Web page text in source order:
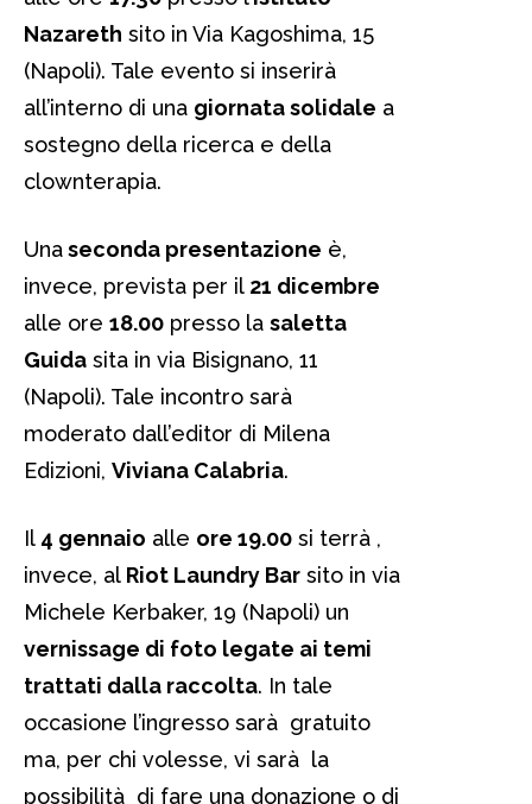
Nazareth sito in Via Kagoshima, 15
(Napoli). Tale evento si inserirà
all’interno di una giornata solidale a
sostegno della ricerca e della
clownterapia.
Unaseconda presentazione è,
invece, prevista per il 21 dicembre
alle ore 18.00 presso la saletta
Guida sita in via Bisignano, 11
(Napoli). Tale incontro sarà
moderato dall’editor di Milena
Edizioni, Viviana Calabria.
Il 4 gennaio alle ore 19.00 si terrà ,
invece, al Riot Laundry Bar sito in via
Michele Kerbaker, 19 (Napoli) un
vernissage di foto legate ai temi
trattati dalla raccolta. In tale
occasione l’ingresso sarà gratuito
ma, per chi volesse, vi sarà la
possibilità di fare una donazione o di